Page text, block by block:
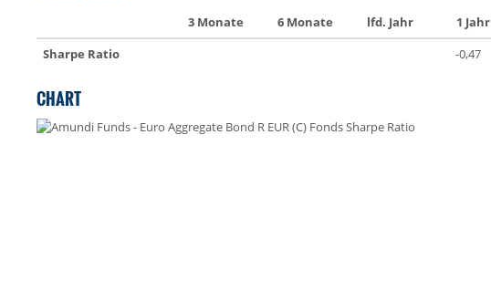
3 Monate 6 Monate lfd. Jahr 1 Jahr
Sharpe Ratio
-0,47
CHART